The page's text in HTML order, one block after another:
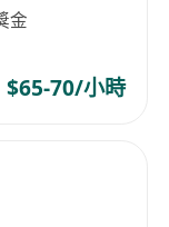
金
$65-70/小時